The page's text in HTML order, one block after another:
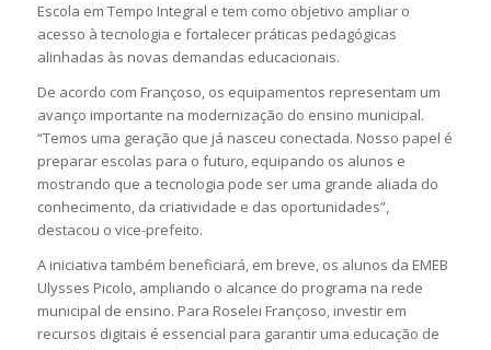
Escola em Tempo Integral e tem como objetivo ampliar o
acesso à tecnologia e fortalecer práticas pedagógicas
alinhadas às novas demandas educacionais.
De acordo com Françoso, os equipamentos representam um
avanço importante na modernização do ensino municipal.
“Temos uma geração que já nasceu conectada. Nosso papel é
preparar escolas para o futuro, equipando os alunos e
mostrando que a tecnologia pode ser uma grande aliada do
conhecimento, da criatividade e das oportunidades”,
destacou o vice-prefeito.
A iniciativa também beneficiará, em breve, os alunos da EMEB
Ulysses Picolo, ampliando o alcance do programa na rede
municipal de ensino. Para Roselei Françoso, investir em
recursos digitais é essencial para garantir uma educação de